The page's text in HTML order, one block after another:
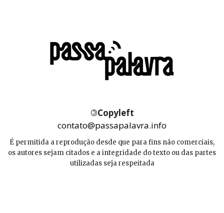
©Copyleft
contato@passapalavra.info
É permitida a reprodução desde que para fins não comerciais,
os autores sejam citados e a integridade do texto ou das partes
utilizadas seja respeitada